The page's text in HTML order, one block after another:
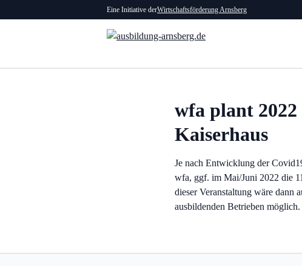
Eine Initiative derWirtschaftsförderung Arnsberg
wfa plant 2022
Kaiserhaus
Je nach Entwicklung der
wfa, ggf. im Mai/Juni 2022 die
dieser Veranstaltung wäre dann
ausbildenden Betrieben möglich.